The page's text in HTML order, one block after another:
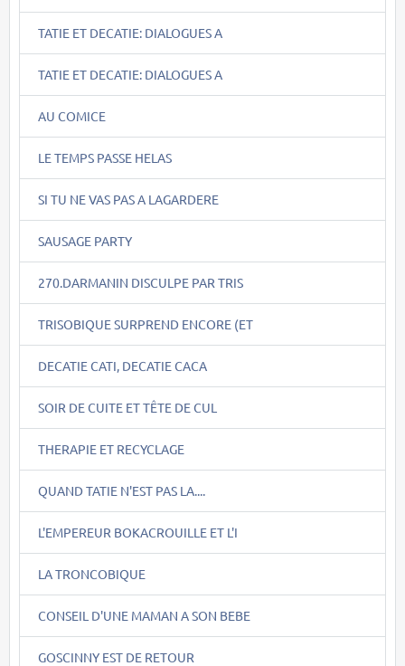
TATIE ET DECATIE: DIALOGUES A
TATIE ET DECATIE: DIALOGUES A
AU COMICE
LE TEMPS PASSE HELAS
SI TU NE VAS PAS A LAGARDERE
SAUSAGE PARTY
270.DARMANIN DISCULPE PAR TRIS
TRISOBIQUE SURPREND ENCORE (ET
DECATIE CATI, DECATIE CACA
SOIR DE CUITE ET TÊTE DE CUL
THERAPIE ET RECYCLAGE
QUAND TATIE N'EST PAS LA....
L'EMPEREUR BOKACROUILLE ET L'I
LA TRONCOBIQUE
CONSEIL D'UNE MAMAN A SON BEBE
GOSCINNY EST DE RETOUR